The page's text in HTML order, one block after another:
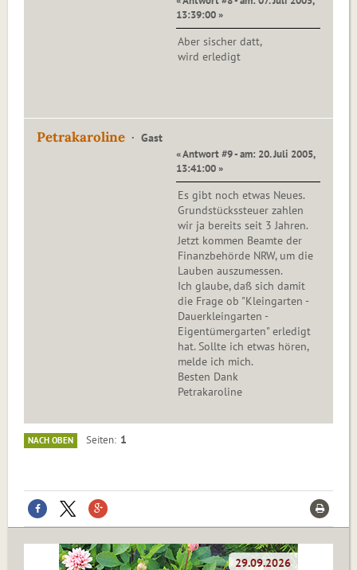
13:39:00 »
Aber sischer datt,
wird erledigt
Petrakaroline Gast
« Antwort #9 - am: 20. Juli 2005,
13:41:00 »
Es gibt noch etwas Neues.
Grundstückssteuer zahlen
wir ja bereits seit 3 Jahren.
Jetzt kommen Beamte der
Finanzbehörde NRW, um die
Lauben auszumessen.
Ich glaube, daß sich damit
die Frage ob "Kleingarten -
Dauerkleingarten -
Eigentümergarten" erledigt
hat. Sollte ich etwas hören,
melde ich mich.
Besten Dank
Petrakaroline
NACH OBEN Seiten 1